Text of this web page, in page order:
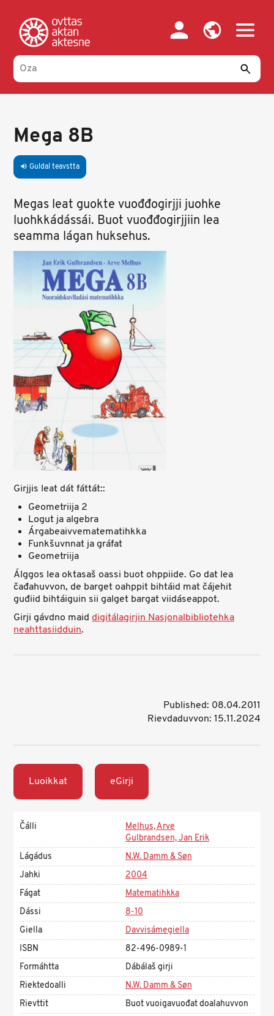
main
content
Mega 8B
volume_up Guldal teavstta
Megas leat guokte vuođđogirjji juohke
luohkkádássái. Buot vuođđogirjjiin lea
seamma lágan huksehus.
Girjjis leat dát fáttát::
Geometriija 2
Logut ja algebra
Árgabeaivvematematihkka
Funkšuvnnat ja gráfat
Geometriija
Álggos lea oktasaš oassi buot ohppiide. Go dat lea
čađahuvvon, de barget oahppit bihtáid mat čájehit
guđiid bihtáiguin sii galget bargat viidáseappot.
Girji gávdno maiddigitálagirjin Nasjonalbibliotehka
neahttasiidduin.
Published: 08.04.2011
Rievdaduvvon: 15.11.2024
Luoikkat eGirji
Čálli
Melhus, Arve
Gulbrandsen, Jan Erik
Lágádus
N.W. Damm & Søn
Jahki
2004
Fágat
Matematihkka
Dássi
8-10
Giella
Davvisámegiella
ISBN
82-496-0989-1
Formáhtta
Dábálaš girji
Riektedoalli
N.W. Damm & Søn
Rievttit
Buot vuoigavuođat doalahuvvon